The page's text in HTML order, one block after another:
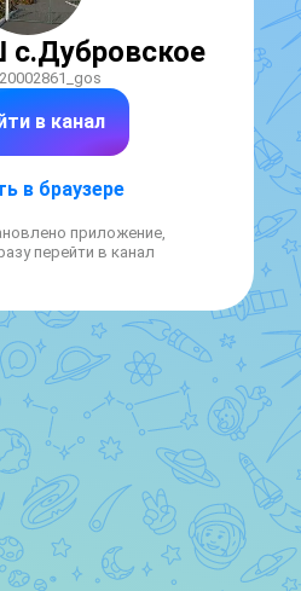
в канал
в браузере
приложение,
перейти в канал